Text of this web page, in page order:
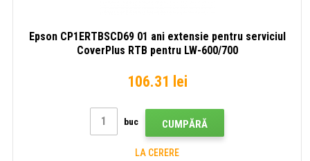
Epson CP1ERTBSCD69 01 ani extensie pentru serviciul
CoverPlus RTB pentru LW-600/700
106.31 lei
buc CUMPĂRĂ
LA CERERE